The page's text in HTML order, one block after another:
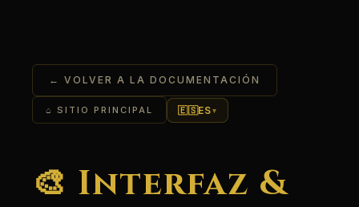
← VOLVER A LA DOCUMENTACIÓN
⌂ SITIO PRINCIPAL 🇪🇸ES▾
🎨 Interfaz &